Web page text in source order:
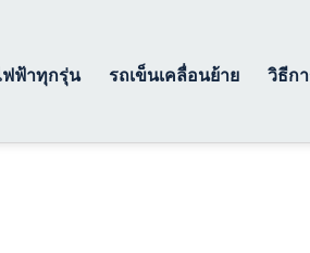
ฟฟ้าทุกรุ่น รถเข็นเคลื่อนย้าย วิธีก